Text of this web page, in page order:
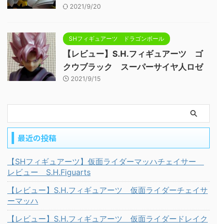
2021/9/20
SHフィギュアーツ ドラゴンボール
【レビュー】S.H.フィギュアーツ ゴ
クウブラック スーパーサイヤ人ロゼ
2021/9/15
最近の投稿
【SHフィギュアーツ】仮面ライダーマッハチェイサー
レビュー S.H.Figuarts
【レビュー】S.H.フィギュアーツ 仮面ライダーチェイサ
ーマッハ
【レビュー】S.H.フィギュアーツ 仮面ライダードレイク